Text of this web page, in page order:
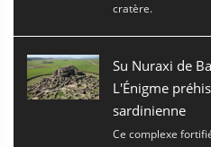
cratère.
Su Nuraxi de
L'Énigme
sardinienne
Ce complexe